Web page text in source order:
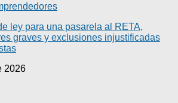
ley para una pasarela al RETA,
graves y exclusiones injustificadas
2026